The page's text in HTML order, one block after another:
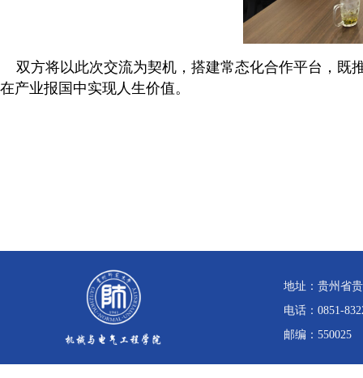
双方将以此次交流为契机，搭建常态化合作平台，既
在产业报国中实现人生价值。
地址：贵州省
电话：0851-
邮编：550025